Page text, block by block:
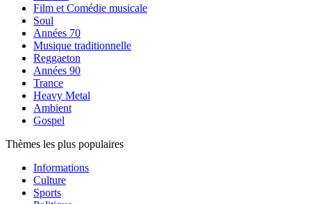
Film et Comédie musicale
Soul
Années 70
Musique traditionnelle
Reggaeton
Années 90
Trance
Heavy Metal
Ambient
Gospel
Thèmes les plus populaires
Informations
Culture
Sports